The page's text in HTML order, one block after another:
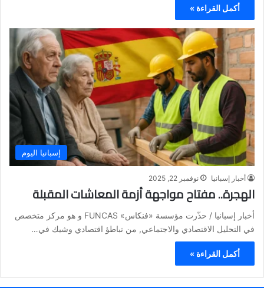
أكمل القراءة »
إسبانيا اليوم
أخبار إسبانيا نوفمبر 22, 2025
الهجرة.. مفتاح مواجهة أزمة المعاشات المقبلة
أخبار إسبانيا / حذّرت مؤسسة «فنكاس» FUNCAS و هو مركز متخصص
في التحليل الاقتصادي والاجتماعي, من تباطؤ اقتصادي وشيك في…
أكمل القراءة »